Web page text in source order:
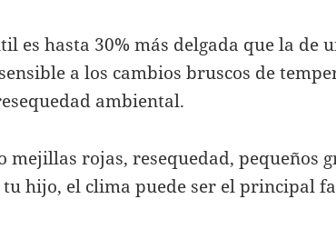
es hasta 30% más delgada que la de
a los cambios bruscos de
ambiental.
mejillas rojas, resequedad, pequeños
hijo, el clima puede ser el principal